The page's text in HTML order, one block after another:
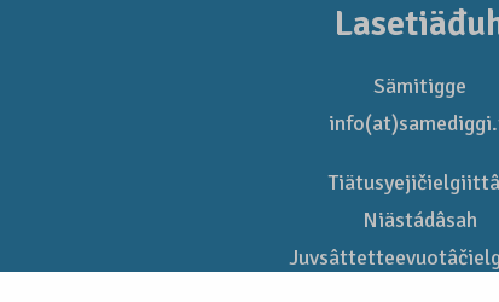
Sämitigge
Niästádâsah